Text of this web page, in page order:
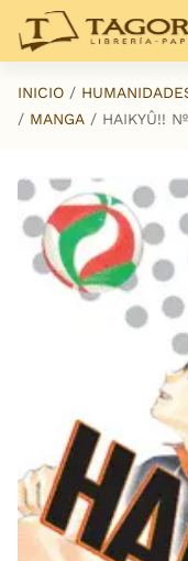
Saltar al contenido
INICIO
MANGA
HAIKYÛ!!